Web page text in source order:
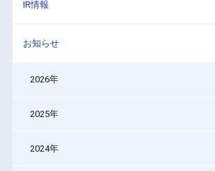
IR情報
お知らせ
2026年
2025年
2024年